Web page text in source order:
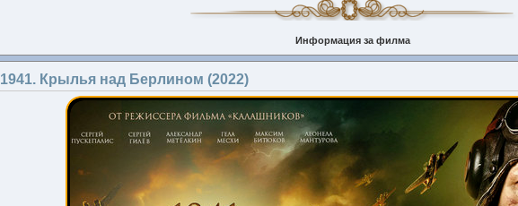
Информация за филма
Издаден:
Жанр:
Страна:Русия
Студия:
Saisaky Films
Режисьор:Михаил Лукачевский
1941. Крылья над Берлином (2022)